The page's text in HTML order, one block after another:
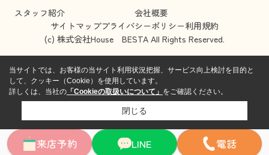
スタッフ紹介
会社概要
サイトマッププライバシーポリシー利用規約
(c) 株式会社House BESTA All Rights Reserved.
来店予約 LINE 電話
当サイトでは、お客様の当サイト利用状況把握、サービス向上検討を目的と
して、クッキー（Cookie）を使用しています。
詳しくは、当社の 「Cookieの取扱いについて」 をご確認ください。
閉じる